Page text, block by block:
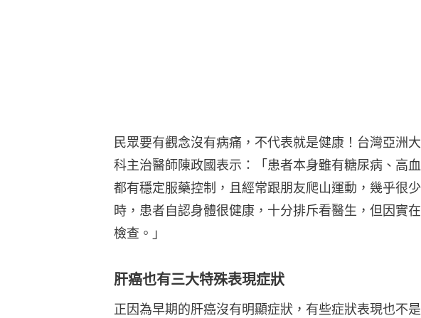
民眾要有觀念沒有病痛，不代表就是健康！台灣亞洲
科主治醫師陳政國表示：「患者本身雖有糖尿病、高
都有穩定服藥控制，且經常跟朋友爬山運動，幾乎很
時，患者自認身體很健康，十分排斥看醫生，但因實
檢查。」
肝癌也有三大特殊表現症狀
正因為早期的肝癌沒有明顯症狀，有些症狀表現也不